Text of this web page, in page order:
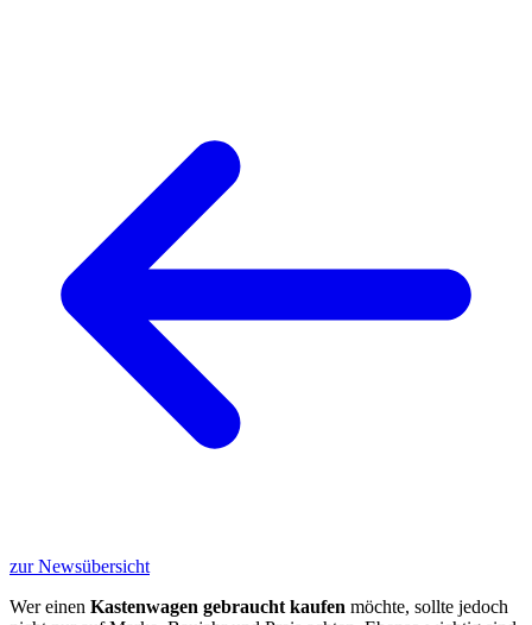
zur Newsübersicht
Wer einen Kastenwagen gebraucht kaufen möchte, sollte jedoch